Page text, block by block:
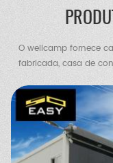
O wellcamp fornece
fabricada, casa de
bloco plano, casa de
vila de aço,